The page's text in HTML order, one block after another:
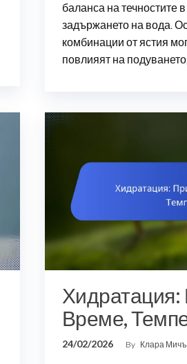
баланса на течностите
задържането на вода.
комбинации от ястия
повлияят на
Време,
24/02/2026 By Клара